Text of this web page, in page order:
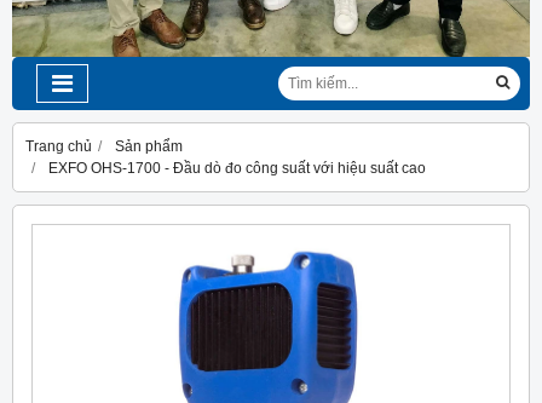
Trang chủ
Sản phẩm
EXFO OHS-1700 - Đầu dò đo công suất với hiệu suất cao